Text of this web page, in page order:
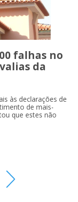
falhas no
da
às declarações de
de mais-
que estes não